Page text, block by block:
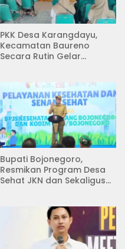
PKK Desa Karangdayu,
Kecamatan Baureno
Secara Rutin Gelar
Bupati Bojonegoro,
Resmikan Program Desa
Sehat JKN dan Sekaligus